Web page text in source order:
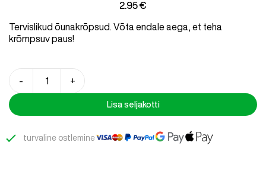
Shop all Products and Categories
GO TO SHOP
hinnangu
põhjal
2.95€
Tervislikud õunakrõpsud. Võta endale aega, et teha
krõmpsuv paus!
-
Õunakrõpsud
kogus
+
Lisa seljakotti
turvaline ostlemine